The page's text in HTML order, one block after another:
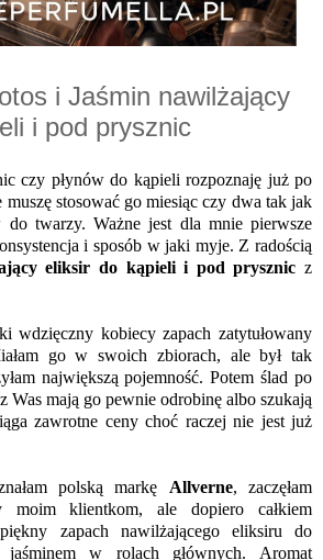
i Jaśmin nawilżający
i pod prysznic
czy płynów do kąpieli rozpoznaję już po
stosować go miesiąc czy dwa tak jak
twarzy. Ważne jest dla mnie pierwsze
i sposób w jaki myje. Z radością
eliksir do kąpieli i pod prysznic z
wdzięczny kobiecy zapach zatytułowany
go w swoich zbiorach, ale był tak
największą pojemność. Potem ślad po
Was mają go pewnie odrobinę albo szukają
zawrotne ceny choć raczej nie jest już
polską markę Allverne, zaczęłam
moim klientkom, ale dopiero całkiem
zapach nawilżającego eliksiru do
w rolach głównych. Aromat